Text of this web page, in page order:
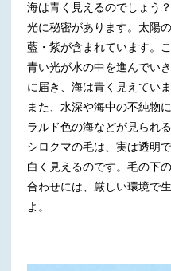
海は青く見えるのでしょう
光に秘密があります。太陽
藍・紫が含まれています。
青い光が水の中を進んでい
に届き、海は青く見えていま
また、水深や海中の不純物
ラルド色の海などが見られ
シロクマの毛は、実は透明
白く見えるのです。毛の下
合わせには、厳しい環境で
よ。